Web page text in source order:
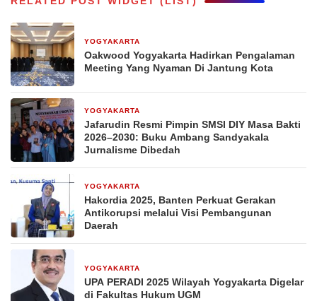
YOGYAKARTA
Oakwood Yogyakarta Hadirkan Pengalaman
Meeting Yang Nyaman Di Jantung Kota
YOGYAKARTA
Jafarudin Resmi Pimpin SMSI DIY Masa Bakti
2026–2030: Buku Ambang Sandyakala
Jurnalisme Dibedah
YOGYAKARTA
Hakordia 2025, Banten Perkuat Gerakan
Antikorupsi melalui Visi Pembangunan
Daerah
YOGYAKARTA
UPA PERADI 2025 Wilayah Yogyakarta Digelar
di Fakultas Hukum UGM